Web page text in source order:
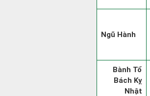
Ngũ Hành
Bành Tổ
Bách Kỵ
Nhật